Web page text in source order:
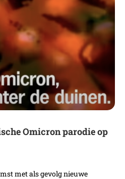
Omicron parodie op
met als gevolg nieuwe